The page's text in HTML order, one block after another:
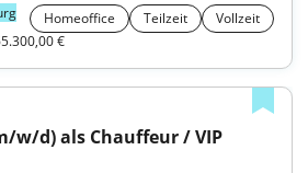
Homeoffice Teilzeit
Vollzeit
€
w/d) als Chauffeur / VIP